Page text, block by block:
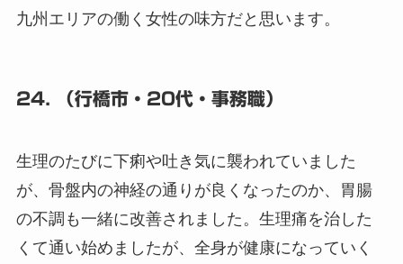
九州エリアの働く女性の味方だと思います。
24. （行橋市・20代・事務職）
生理のたびに下痢や吐き気に襲われていました
が、骨盤内の神経の通りが良くなったのか、胃腸
の不調も一緒に改善されました。生理痛を治した
くて通い始めましたが、全身が健康になっていく